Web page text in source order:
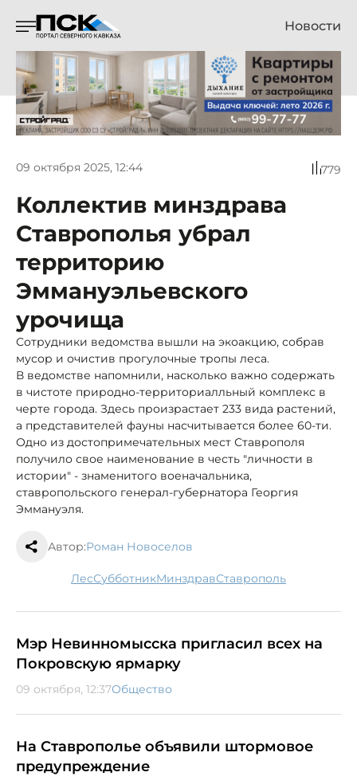
Новости
09 октября 2025, 12:44 779
Коллектив минздрава
Ставрополья убрал
территорию
Эммануэльевского
урочища
Сотрудники ведомства вышли на экоакцию, собрав
мусор и очистив прогулочные тропы леса.
В ведомстве напомнили, насколько важно содержать
в чистоте природно-территориалльный комплекс в
черте города. Здесь произрастает 233 вида растений,
а представителей фауны насчитывается более 60-ти.
Одно из достопримечательных мест Ставрополя
получило свое наименование в честь "личности в
истории" - знаменитого военачальника,
ставропольского генерал-губернатора Георгия
Эммануэля.
Автор:Роман Новоселов
лес субботник минздрав Ставрополь
Мэр Невинномысска пригласил всех на
Покровскую ярмарку
09 октября, 12:37Общество
На Ставрополье объявили штормовое
предупреждение